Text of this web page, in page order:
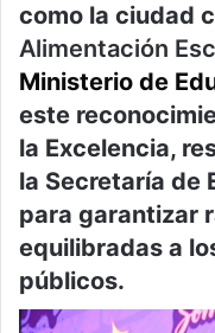
como la ciudad
Alimentación
Ministerio de
este
la Excelencia,
la Secretaría de
para garantizar
equilibradas a
públicos.